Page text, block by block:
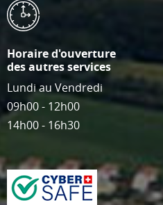
Horaire d'ouverture
des autres services
Lundi au Vendredi
09h00 - 12h00
14h00 - 16h30